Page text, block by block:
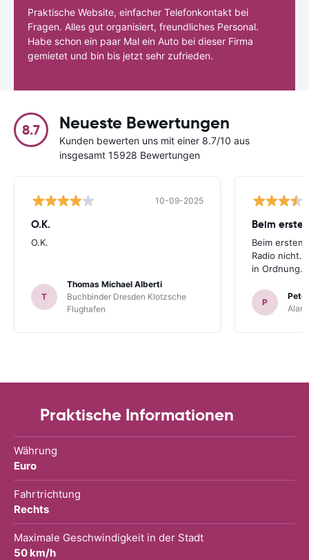
Praktische Website, einfacher Telefonkontakt bei
Fragen. Alles gut organisiert, freundliches Personal.
Habe schon ein paar Mal ein Auto bei dieser Firma
gemietet und bin bis jetzt sehr zufrieden.
8.7 Neueste Bewertungen
Kunden bewerten uns mit einer 8.7/10 aus
insgesamt 15928 Bewertungen
10-09-2025
O.K.
O.K.
T
Thomas Michael Alberti
Buchbinder Dresden Klotzsche
Flughafen
Beim
Beim ersten
Radio nicht.
in Ordnung.
P
Praktische Informationen
Währung
Euro
Fahrtrichtung
Rechts
Maximale Geschwindigkeit in der Stadt
50 km/h